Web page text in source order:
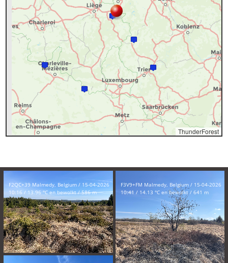
ThunderForest
F2QC+39 Malmedy, Belgium / 15-04-2026
10:16 / 13.96 °C en bewolkt / 586 m
F3V9+FM Malmedy, Belgium / 15-04-2026
10:41 / 14.13 °C en bewolkt / 641 m